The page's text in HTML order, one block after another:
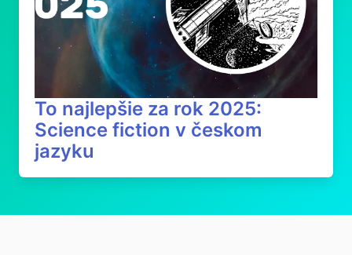
To najlepšie za rok 2025:
Science fiction v českom
jazyku